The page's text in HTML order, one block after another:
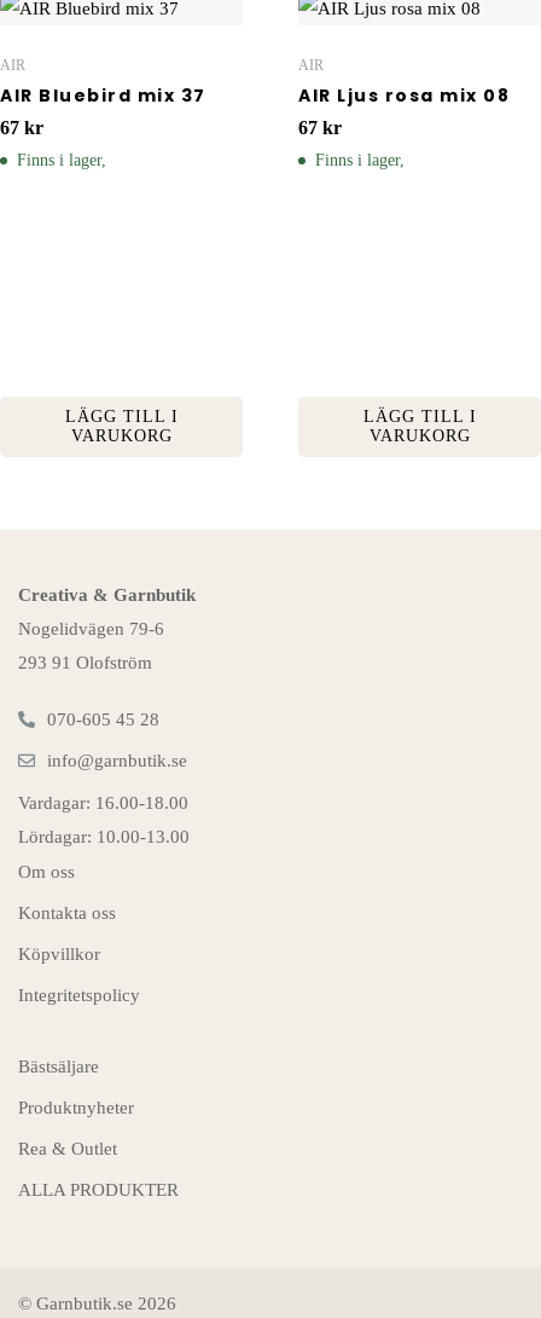
AIR
AIR Bluebird mix 37
67 kr
Finns i lager,
LÄGG TILL I
VARUKORG
AIR
AIR Ljus rosa mix 08
67 kr
Finns i lager,
LÄGG TILL I
VARUKORG
Creativa & Garnbutik
Nogelidvägen 79-6
293 91 Olofström
070-605 45 28
info@garnbutik.se
Vardagar: 16.00-18.00
Lördagar: 10.00-13.00
Om oss
Kontakta oss
Köpvillkor
Integritetspolicy
Bästsäljare
Produktnyheter
Rea & Outlet
ALLA PRODUKTER
© Garnbutik.se 2026